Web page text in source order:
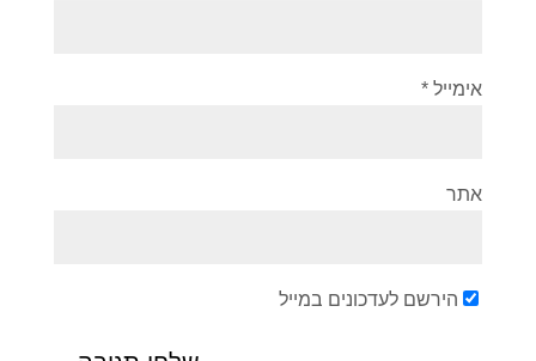
אימייל *
אתר
הירשם לעדכונים במייל